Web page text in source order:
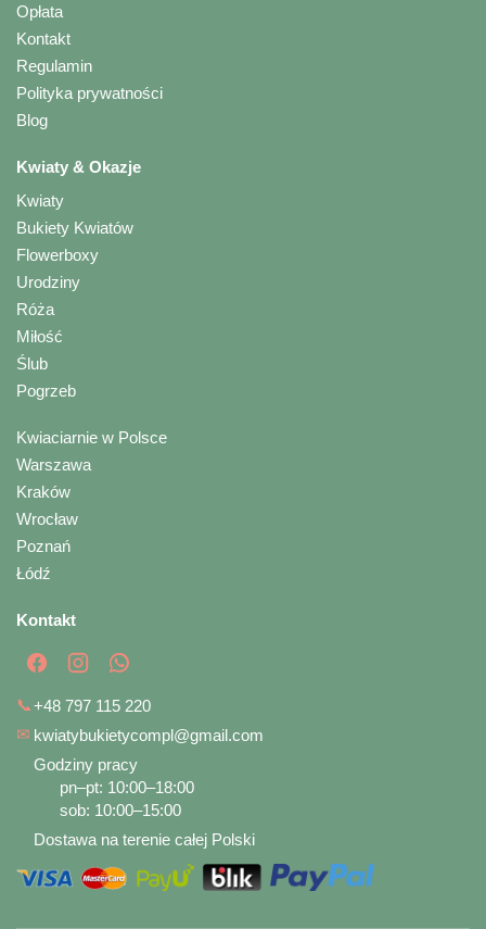
Opłata
Kontakt
Regulamin
Polityka prywatności
Blog
Kwiaty & Okazje
Kwiaty
Bukiety Kwiatów
Flowerboxy
Urodziny
Róża
Miłość
Ślub
Pogrzeb
Kwiaciarnie w Polsce
Warszawa
Kraków
Wrocław
Poznań
Łódź
Kontakt
📞+48 797 115 220
✉ kwiatybukietycompl@gmail.com
Godziny pracy
pn–pt: 10:00–18:00
sob: 10:00–15:00
Dostawa na terenie całej Polski